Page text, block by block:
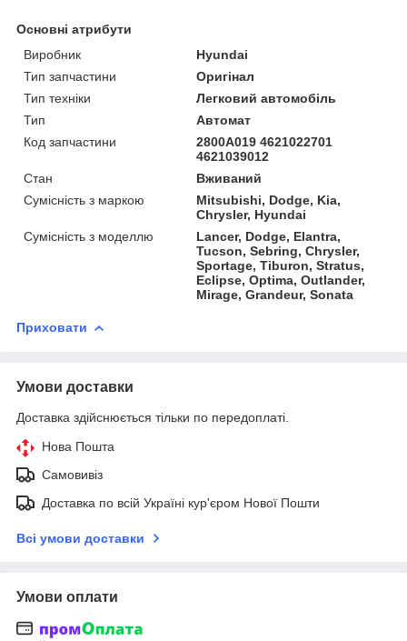
Основні атрибути
Виробник
Hyundai
Тип запчастини
Оригінал
Тип техніки
Легковий автомобіль
Тип
Автомат
Код запчастини
2800A019 4621022701
4621039012
Стан
Вживаний
Сумісність з маркою
Mitsubishi, Dodge, Kia,
Chrysler, Hyundai
Сумісність з моделлю
Lancer, Dodge, Elantra,
Tucson, Sebring, Chrysler,
Sportage, Tiburon, Stratus,
Eclipse, Optima, Outlander,
Mirage, Grandeur, Sonata
Приховати
Умови доставки
Доставка здійснюється тільки по передоплаті.
Нова Пошта
Самовивіз
Доставка по всій Україні кур'єром Нової Пошти
Всі умови доставки
Умови оплати